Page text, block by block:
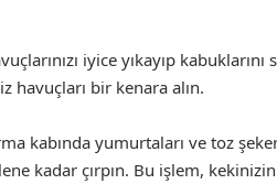
iyice yıkayıp kabuklarını
havuçları bir kenara alın.
kabında yumurtaları ve toz
kadar çırpın. Bu işlem,